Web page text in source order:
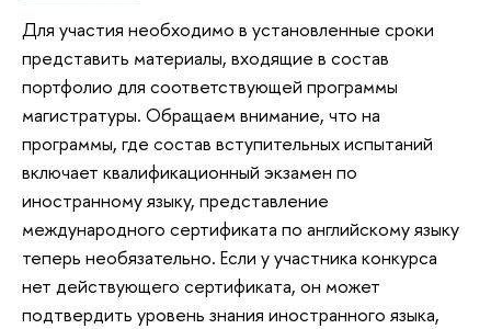
Для участия необходимо в установленные сроки
представить материалы, входящие в состав
портфолио для соответствующей программы
магистратуры. Обращаем внимание, что на
программы, где состав вступительных испытаний
включает квалификационный экзамен по
иностранному языку, представление
международного сертификата по английскому языку
теперь необязательно. Если у участника конкурса
нет действующего сертификата, он может
подтвердить уровень знания иностранного языка,